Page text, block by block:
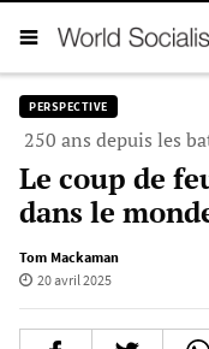
PERSPECTIVE
250 ans depuis les
Le coup de
dans le
Tom Mackaman
20 avril 2025